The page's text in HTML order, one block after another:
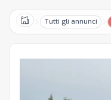
HomeTutti gli annunci